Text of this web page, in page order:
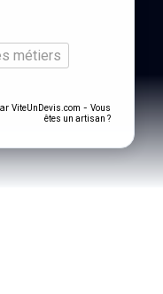
métiers
ViteUnDevis.com - Vous
êtes un artisan ?